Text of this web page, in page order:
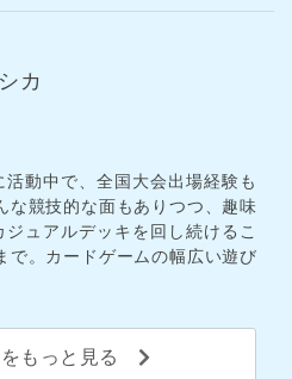
カ
動中で、全国大会出場経験も
な競技的な面もありつつ、趣味
ュアルデッキを回し続けるこ
で。カードゲームの幅広い遊び
もっと見る